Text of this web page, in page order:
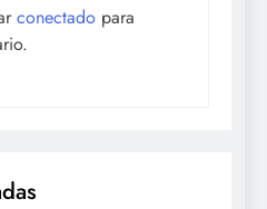
conectado para